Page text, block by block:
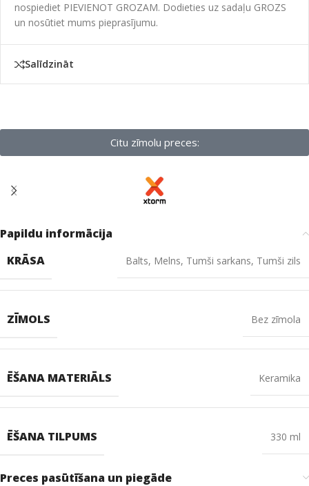
nospiediet PIEVIENOT GROZAM. Dodieties uz sadaļu GROZS
un nosūtiet mums pieprasījumu.
Salīdzināt
Citu zīmolu preces:
Papildu informācija
KRĀSA
Balts, Melns, Tumši sarkans, Tumši zils
ZĪMOLS Bez zīmola
ĒŠANA MATERIĀLS Keramika
ĒŠANA TILPUMS 330 ml
Preces pasūtīšana un piegāde